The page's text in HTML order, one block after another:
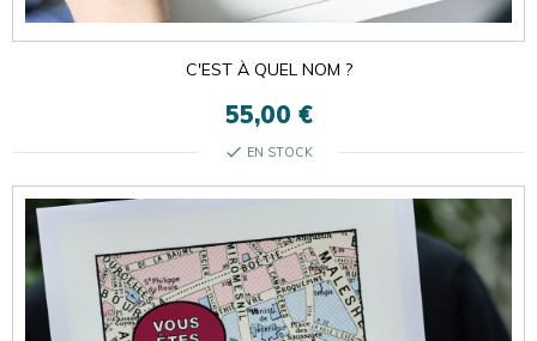
C'EST À QUEL NOM ?
55,00 €
check EN STOCK